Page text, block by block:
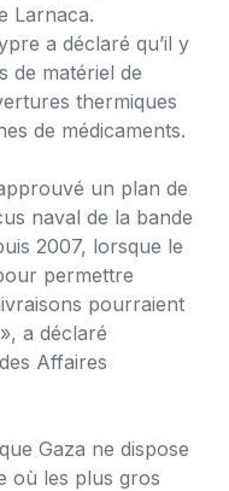
Larnaca.
a déclaré qu’il y
de matériel de
thermiques
de médicaments.
un plan de
naval de la bande
2007, lorsque le
permettre
pourraient
a déclaré
Affaires
Gaza ne dispose
où les plus gros